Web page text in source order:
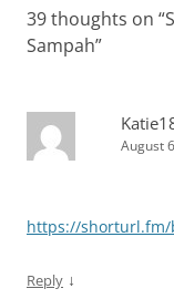
39 thoughts on “
Sampah”
August
https://shorturl.fm/
Reply ↓